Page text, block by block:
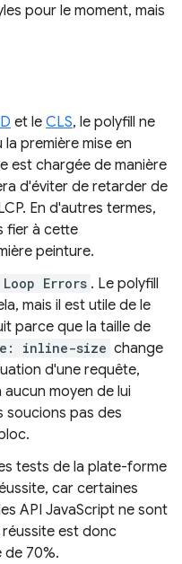
pour le moment, mais
et le CLS, le polyfill ne
première mise en
est chargée de manière
d'éviter de retarder de
En d'autres termes,
fier à cette
peinture.
Loop Errors . Le polyfill
mais il est utile de le
parce que la taille de
inline-size change
d'une requête,
aucun moyen de lui
soucions pas des
tests de la plate-forme
car certaines
API JavaScript ne sont
est donc
70%.